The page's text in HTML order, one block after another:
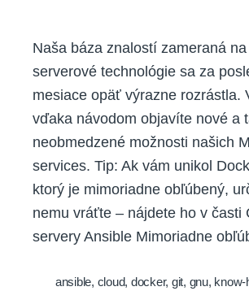
Naša báza znalostí zameraná
serverové technológie sa za
mesiace opäť výrazne rozrástla.
vďaka návodom objavíte nové a
neobmedzené možnosti našich
services. Tip: Ak vám unikol
ktorý je mimoriadne obľúbený,
nemu vráťte – nájdete ho v časti
servery Ansible Mimoriadne
ansible, cloud, docker, git, gnu, know-